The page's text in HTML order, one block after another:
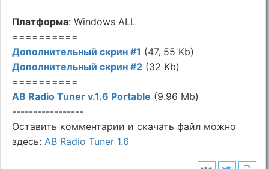
Платформа: Windows ALL
==========
Дополнительный скрин #1 (47, 55 Kb)
Дополнительный скрин #2 (32 Kb)
==========
AB Radio Tuner v.1.6 Portable (9.96 Mb)
-----------------
Оставить комментарии и скачать файл можно
здесь: AB Radio Tuner 1.6